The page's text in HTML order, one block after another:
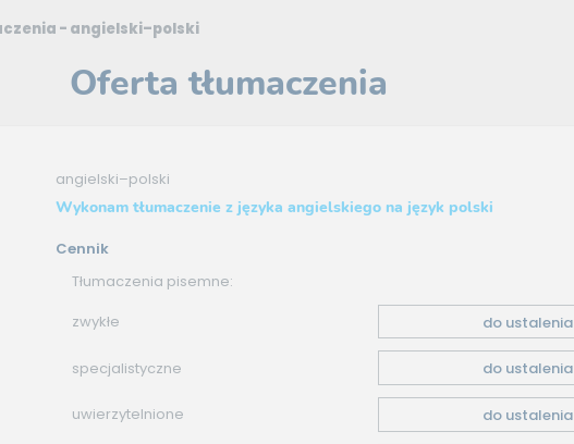
- angielski–polski
Oferta tłumaczenia
angielski–polski
Wykonam tłumaczenie z języka angielskiego na język polski
Cennik
Tłumaczenia pisemne:
zwykłe
do ustalenia
specjalistyczne do ustalenia
uwierzytelnione do ustalenia